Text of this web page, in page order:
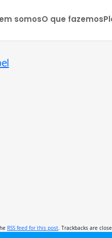
somosO que fazemos
RSS feed for this post . Trackbacks are